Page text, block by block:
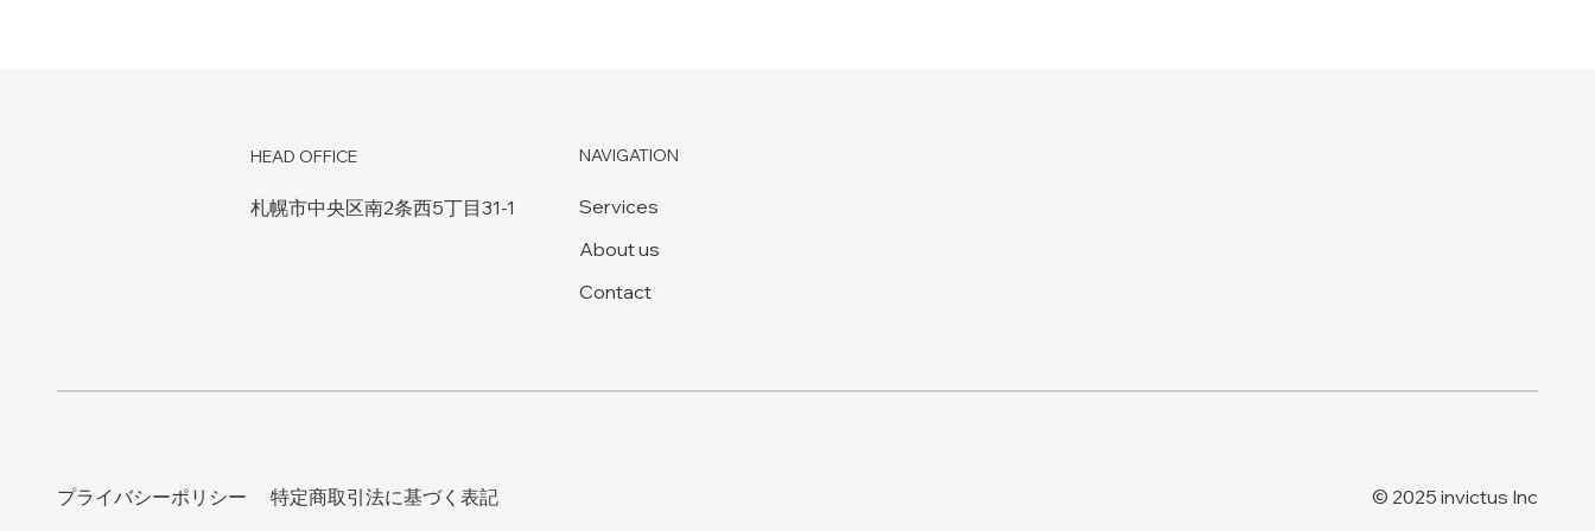
HEAD OFFICE
札幌市中央区南2条西5丁目31-1
NAVIGATION
Services
About us
Contact
特定商取引法に基づく表記
プライバシーポリシー © 2025 invictus Inc